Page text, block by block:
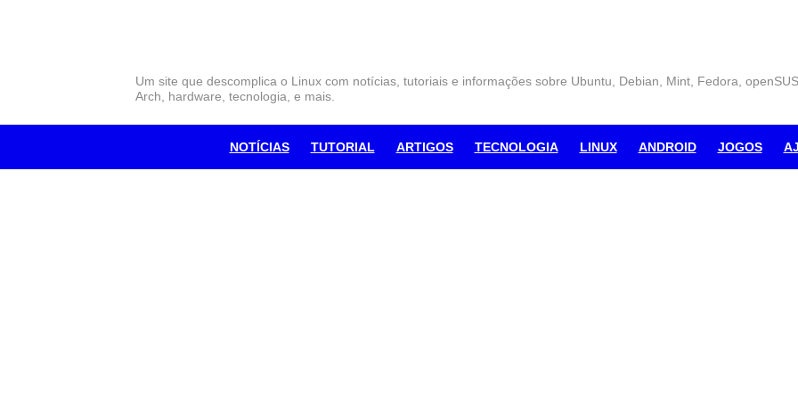
Um site que descomplica o Linux com notícias, tutoriais e informações sobre Ubuntu, Debian, Mint, Fedora,
Arch, hardware, tecnologia, e mais.
NOTÍCIAS TUTORIAL ARTIGOS TECNOLOGIA LINUX ANDROID JOGOS